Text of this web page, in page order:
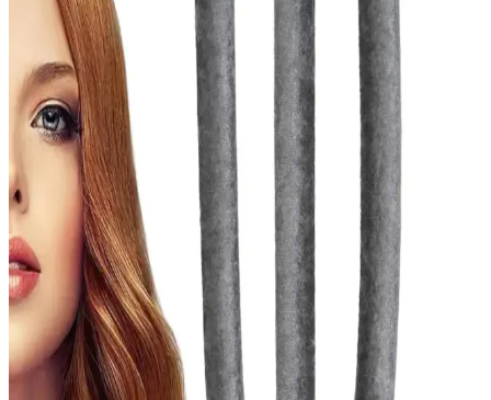
Vieste Vichy Dercos Anti Dandruff Şampuanı, doğal içerikleriyle
kepek ve saç derisi sorunlarına karşı etkili, uzun süreli kullanım
sağlayan bir saç bakım ürünüdür.
Balayage Saç Boyama Tekniklerinde Doğru
Sonuçlar İçin Önemli Faktörler ve Uygulama
Yöntemleri
Balayage uygulamasında teknik farklılıklar, saç yapısı ve tonlama
seçimleri sonucu etkiler. Doğru iletişim ve uygun yöntemlerle
istenilen doğal saç rengi elde edilebilir.
Quality Life Saç Parfümü: Uzun Süreli Koku ve
Bakım Sağlayan Saç Ürünü
Quality Life Saç Parfümü, saçlara uzun süre kalıcı hoş koku ve
bakım sağlayan, kolay kullanımlı ve doğal içeriklerle formüle
edilmiş etkili bir saç bakım ürünüdür.